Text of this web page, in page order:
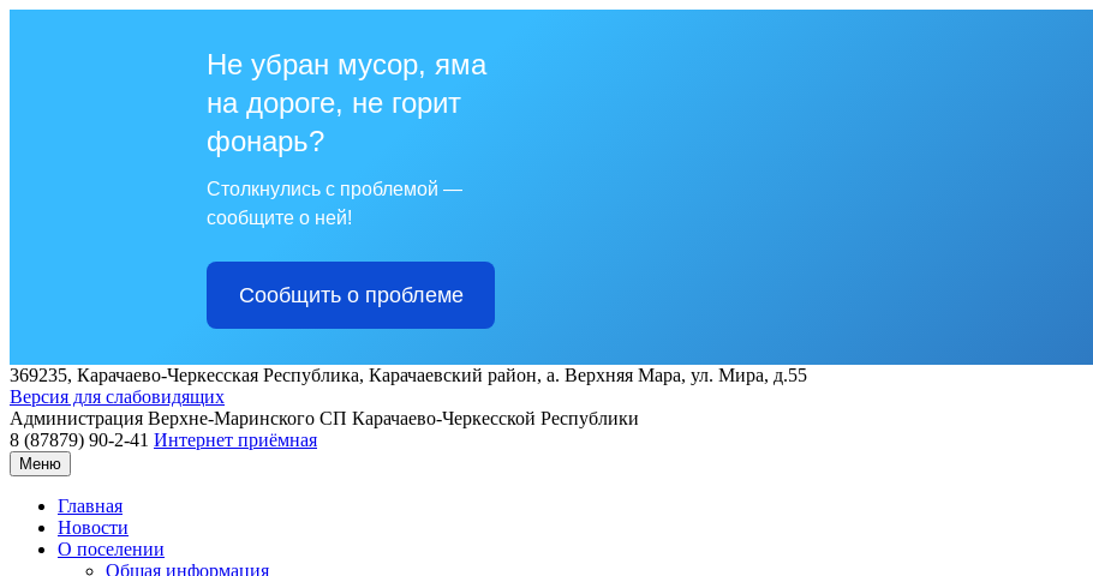
Не убран мусор, яма
на дороге, не горит
фонарь?
Столкнулись с проблемой —
сообщите о ней!
Сообщить о проблеме
369235, Карачаево-Черкесская Республика, Карачаевский район, а. Верхняя Мара, ул. Мира, д.55
Версия для слабовидящих
Администрация Верхне-Маринского СП Карачаево-Черкесской Республики
8 (87879) 90-2-41 Интернет приёмная
Меню
Главная
Новости
О поселении
Общая информация